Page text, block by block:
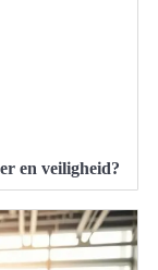
en veiligheid?